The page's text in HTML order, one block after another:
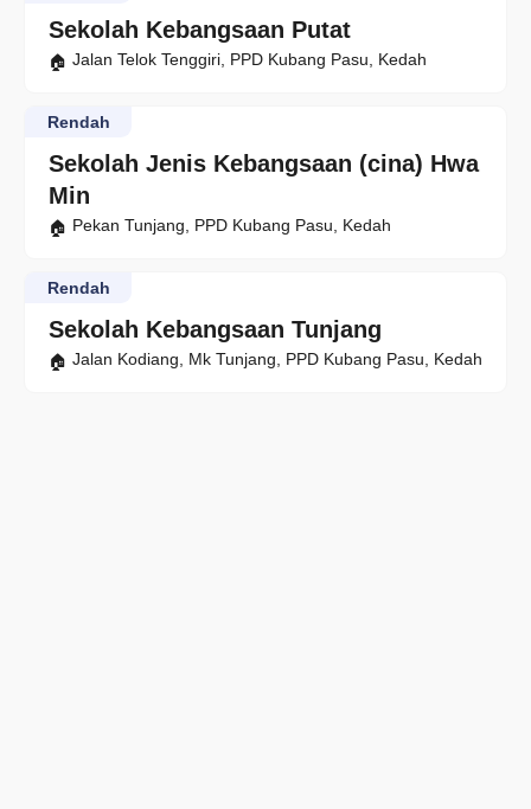
Sekolah Kebangsaan Putat
Jalan Telok Tenggiri, PPD Kubang Pasu, Kedah
Sekolah Jenis Kebangsaan (cina) Hwa
Min
Rendah
Pekan Tunjang, PPD Kubang Pasu, Kedah
Sekolah Kebangsaan Tunjang
Rendah
Jalan Kodiang, Mk Tunjang, PPD Kubang Pasu, Kedah